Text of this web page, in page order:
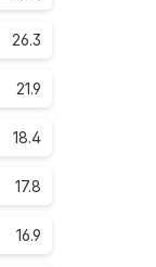
26.3
21.9
18.4
17.8
16.9